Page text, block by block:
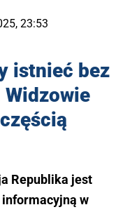
23:53
istnieć bez
Republika jest
w